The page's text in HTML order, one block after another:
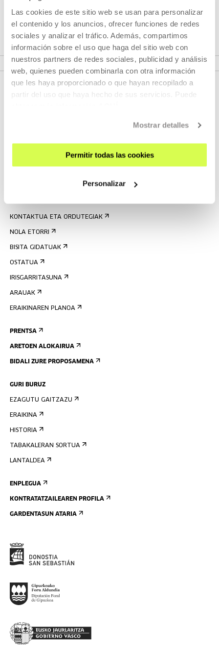
Las cookies de este sitio web se usan para personalizar
el contenido y los anuncios, ofrecer funciones de redes
sociales y analizar el tráfico. Además, compartimos
información sobre el uso que haga del sitio web con
nuestros partners de redes sociales, publicidad y análisis
web, quienes pueden combinarla con otra información
que les haya proporcionado o que hayan recopilado a
partir del uso que haya hecho de sus servicios. Puede
Mostrar detalles
Permitir todas las cookies
Personalizar
IKUSI ZIKLOA
KONTAKTUA ETA ORDUTEGIAK
NOLA ETORRI
BISITA GIDATUAK
OSTATUA
IRISGARRITASUNA
ARAUAK
ERAIKINAREN PLANOA
PRENTSA
ARETOEN ALOKAIRUA
BIDALI ZURE PROPOSAMENA
GURI BURUZ
EZAGUTU GAITZAZU
ERAIKINA
HISTORIA
TABAKALERAN SORTUA
LANTALDEA
ENPLEGUA
KONTRATATZAILEAREN PROFILA
GARDENTASUN ATARIA